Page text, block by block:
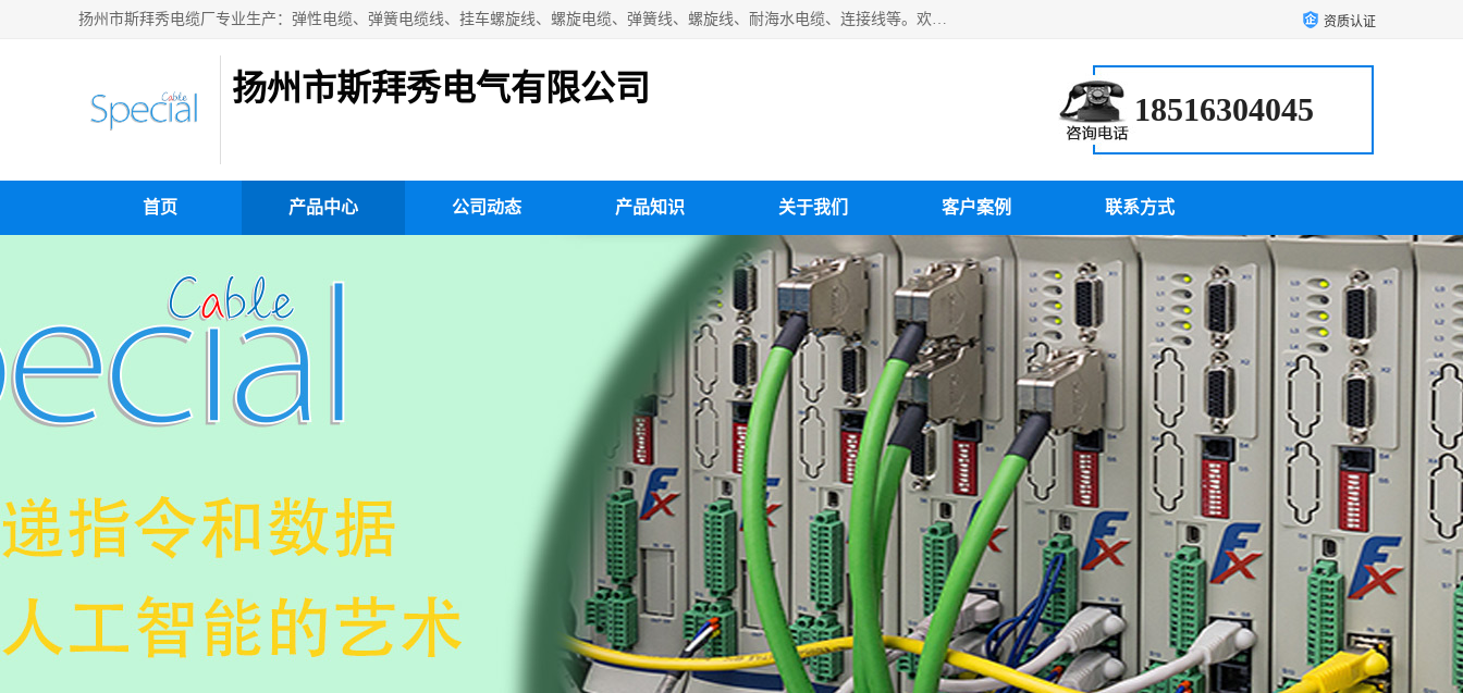
扬州市斯拜秀电缆厂专业生产：弹性电缆、弹簧电缆线、挂车螺旋线、螺旋电缆、弹簧线、螺旋线、耐海水电缆、连接线等。欢迎来电咨询！ 资质认证
扬州市斯拜秀电气有限公司
18516304045
首页 产品中心 公司动态 产品知识 关于我们 客户案例 联系方式